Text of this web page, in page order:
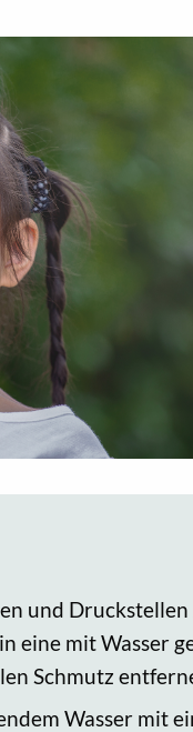
und Druckstellen
eine mit Wasser
Schmutz
Wasser mit